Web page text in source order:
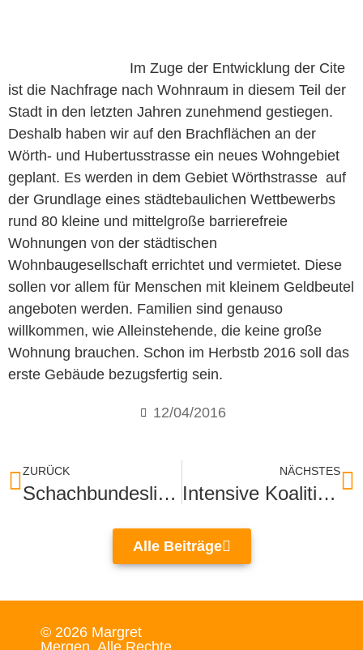
Im Zuge der Entwicklung der Cite
ist die Nachfrage nach Wohnraum in diesem Teil der
Stadt in den letzten Jahren zunehmend gestiegen.
Deshalb haben wir auf den Brachflächen an der
Wörth- und Hubertusstrasse ein neues Wohngebiet
geplant. Es werden in dem Gebiet Wörthstrasse auf
der Grundlage eines städtebaulichen Wettbewerbs
rund 80 kleine und mittelgroße barrierefreie
Wohnungen von der städtischen
Wohnbaugesellschaft errichtet und vermietet. Diese
sollen vor allem für Menschen mit kleinem Geldbeutel
angeboten werden. Familien sind genauso
willkommen, wie Alleinstehende, die keine große
Wohnung brauchen. Schon im Herbstb 2016 soll das
erste Gebäude bezugsfertig sein.
12/04/2016
ZURÜCK
Schachbundesliga mit spannenden Teams
NÄCHSTES
Intensive Koalitionsgespräche zwischen CDU und Grünen
Alle Beiträge
© 2026 Margret
Mergen. Alle Rechte